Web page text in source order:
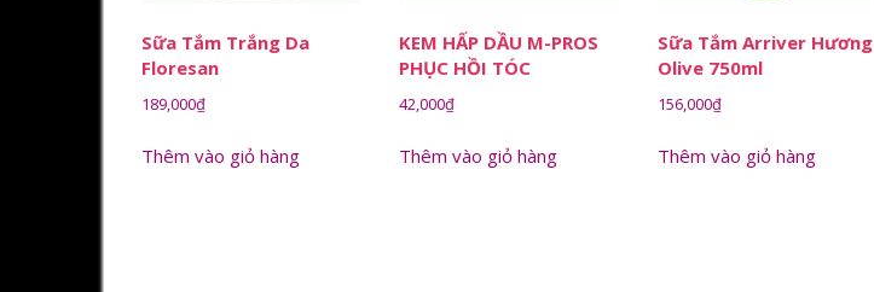
Sữa Tắm Trắng Da
Floresan
189,000₫
Thêm vào giỏ hàng
KEM HẤP DẦU M-PROS
PHỤC HỒI TÓC
42,000₫
Thêm vào giỏ hàng
Sữa Tắm Arriver Hương
Olive 750ml
156,000₫
Thêm vào giỏ hàng